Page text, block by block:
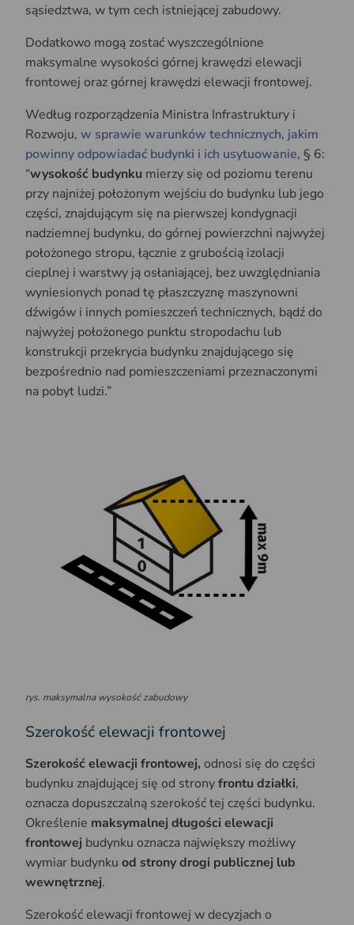
sąsiedztwa, w tym cech istniejącej zabudowy.
Dodatkowo mogą zostać wyszczególnione
maksymalne wysokości górnej krawędzi elewacji
frontowej oraz górnej krawędzi elewacji frontowej.
Według rozporządzenia Ministra Infrastruktury i
Rozwoju, w sprawie warunków technicznych, jakim
powinny odpowiadać budynki i ich usytuowanie, § 6:
“wysokość budynku mierzy się od poziomu terenu
przy najniżej położonym wejściu do budynku lub jego
części, znajdującym się na pierwszej kondygnacji
nadziemnej budynku, do górnej powierzchni najwyżej
położonego stropu, łącznie z grubością izolacji
cieplnej i warstwy ją osłaniającej, bez uwzględniania
wyniesionych ponad tę płaszczyznę maszynowni
dźwigów i innych pomieszczeń technicznych, bądź do
najwyżej położonego punktu stropodachu lub
konstrukcji przekrycia budynku znajdującego się
bezpośrednio nad pomieszczeniami przeznaczonymi
na pobyt ludzi.”
rys. maksymalna wysokość zabudowy
Szerokość elewacji frontowej
Szerokość elewacji frontowej, odnosi się do części
budynku znajdującej się od stronyfrontu działki,
oznacza dopuszczalną szerokość tej części budynku.
Określenie maksymalnej długości elewacji
frontowej budynku oznacza największy możliwy
wymiar budynku od strony drogi publicznej lub
wewnętrznej.
Szerokość elewacji frontowej w decyzjach o